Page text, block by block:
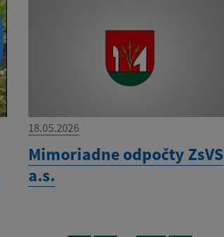
18.05.2026
Mimoriadne odpočty ZsVS
a.s.